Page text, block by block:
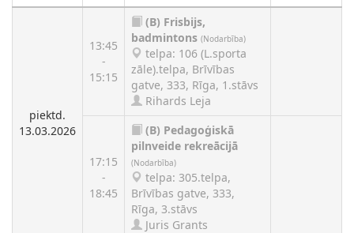
piektd.
13.03.2026
13:45
-
15:15
(B) Frisbijs,
badmintons (Nodarbība)
telpa: 106 (L.sporta
zāle).telpa, Brīvības
gatve, 333, Rīga, 1.stāvs
Rihards Leja
17:15
-
18:45
(B) Pedagoģiskā
pilnveide rekreācijā
(Nodarbība)
telpa: 305.telpa,
Brīvības gatve, 333,
Rīga, 3.stāvs
Juris Grants